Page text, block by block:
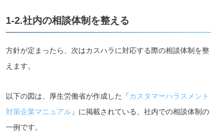
1-2.社内の相談体制を整える
方針が定まったら、次はカスハラに対応する際の相談体制を整
えます。
以下の図は、厚生労働省が作成した「カスタマーハラスメント
対策企業マニュアル 」に掲載されている、社内での相談体制の
一例です。